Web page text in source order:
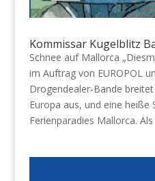
Kommissar Kugelblitz
Schnee auf Mallorca
im Auftrag von EUROPOL
Drogendealer-Bande
Europa aus, und eine
Ferienparadies Mallorca.